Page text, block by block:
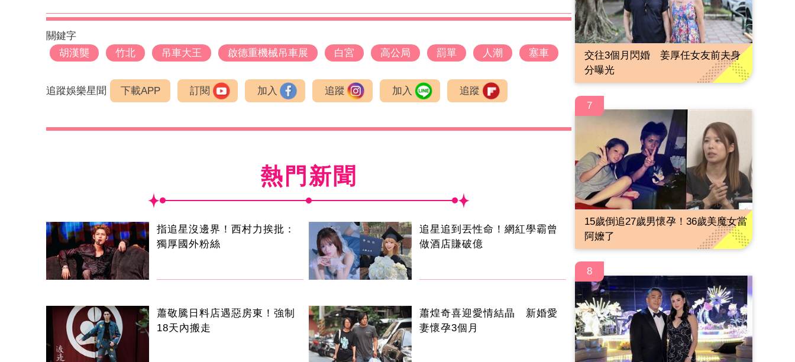
關鍵字
胡漢龑
竹北 吊車大王 啟德重機械吊車展 白宮 高公局 罰單 人潮 塞車
追蹤娛樂星聞 下載APP 訂閱 加入 追蹤 加入 追蹤
熱門新聞
指追星沒邊界！西村力挨批：
獨厚國外粉絲
追星追到丟性命！網紅學霸曾
做酒店賺破億
蕭敬騰日料店遇惡房東！強制
18天內搬走
蕭煌奇喜迎愛情結晶 新婚愛
妻懷孕3個月
交往3個月閃婚 姜厚任女友前夫身
分曝光
7
15歲倒追27歲男懷孕！36歲美魔女當
阿嬤了
8